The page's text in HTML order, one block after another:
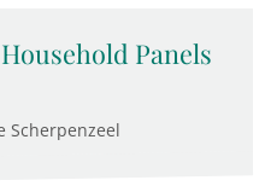
Panels
Scherpenzeel